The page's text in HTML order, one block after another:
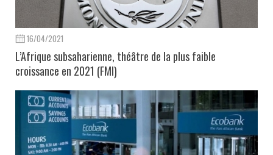
16/04/2021
L’Afrique subsaharienne, théâtre de la plus faible
croissance en 2021 (FMI)